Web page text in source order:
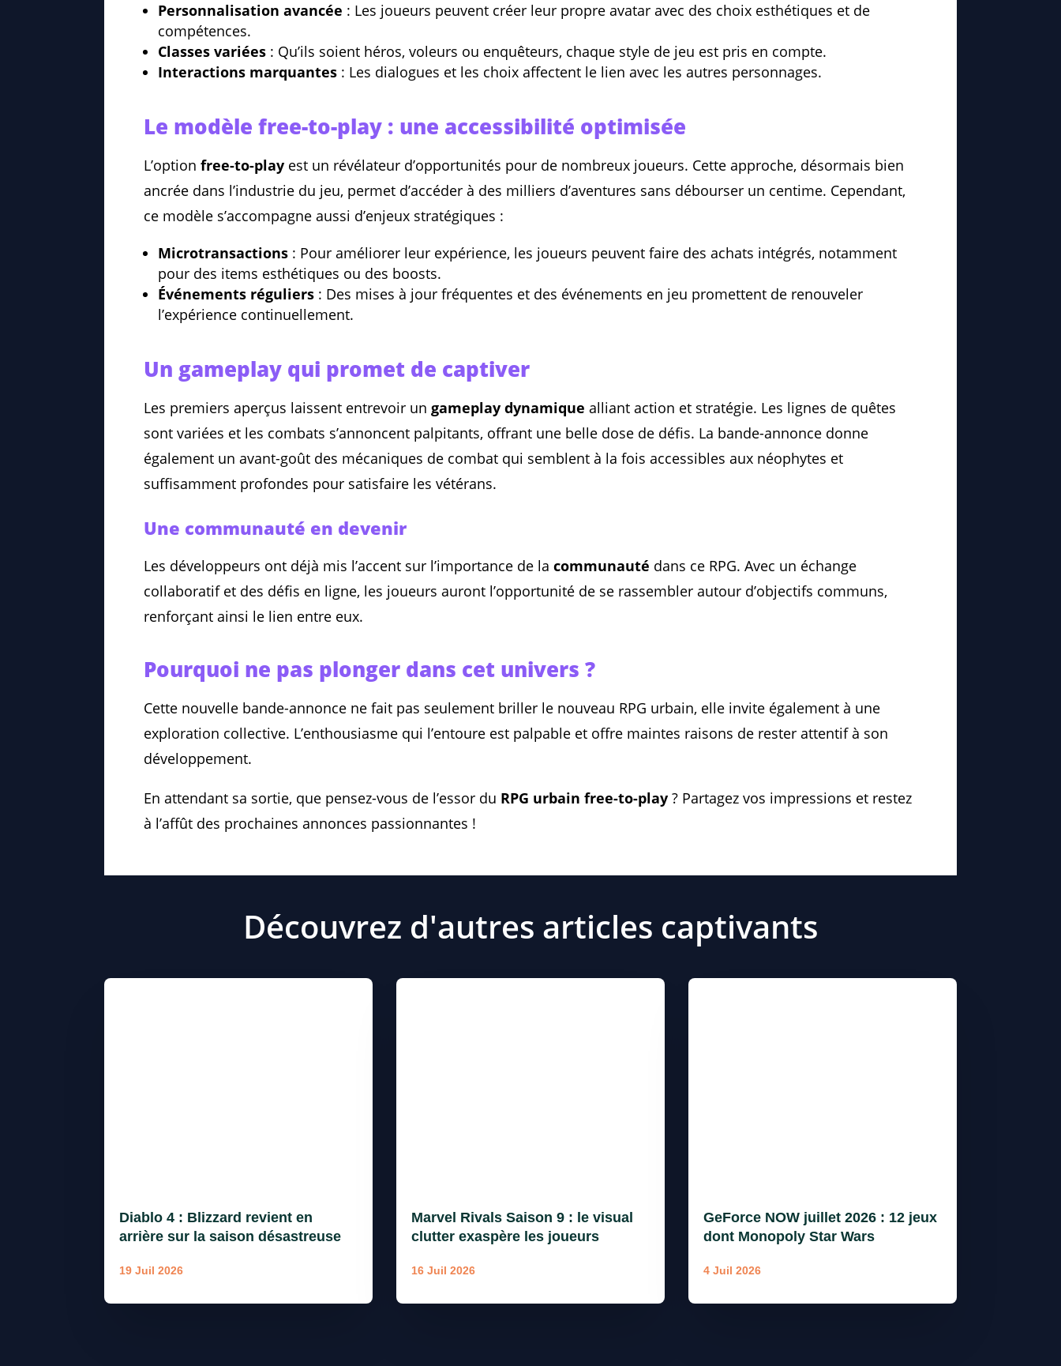
Personnalisation avancée : Les joueurs peuvent créer leur propre avatar avec des choix esthétiques et de
compétences.
Classes variées : Qu’ils soient héros, voleurs ou enquêteurs, chaque style de jeu est pris en compte.
Interactions marquantes : Les dialogues et les choix affectent le lien avec les autres personnages.
Le modèle free-to-play : une accessibilité optimisée
L’option free-to-play est un révélateur d’opportunités pour de nombreux joueurs. Cette approche, désormais bien
ancrée dans l’industrie du jeu, permet d’accéder à des milliers d’aventures sans débourser un centime. Cependant,
ce modèle s’accompagne aussi d’enjeux stratégiques :
Microtransactions : Pour améliorer leur expérience, les joueurs peuvent faire des achats intégrés, notamment
pour des items esthétiques ou des boosts.
Événements réguliers : Des mises à jour fréquentes et des événements en jeu promettent de renouveler
l’expérience continuellement.
Un gameplay qui promet de captiver
Les premiers aperçus laissent entrevoir un gameplay dynamique alliant action et stratégie. Les lignes de quêtes
sont variées et les combats s’annoncent palpitants, offrant une belle dose de défis. La bande-annonce donne
également un avant-goût des mécaniques de combat qui semblent à la fois accessibles aux néophytes et
suffisamment profondes pour satisfaire les vétérans.
Une communauté en devenir
Les développeurs ont déjà mis l’accent sur l’importance de la communauté dans ce RPG. Avec un échange
collaboratif et des défis en ligne, les joueurs auront l’opportunité de se rassembler autour d’objectifs communs,
renforçant ainsi le lien entre eux.
Pourquoi ne pas plonger dans cet univers ?
Cette nouvelle bande-annonce ne fait pas seulement briller le nouveau RPG urbain, elle invite également à une
exploration collective. L’enthousiasme qui l’entoure est palpable et offre maintes raisons de rester attentif à son
développement.
En attendant sa sortie, que pensez-vous de l’essor du RPG urbain free-to-play ? Partagez vos impressions et restez
à l’affût des prochaines annonces passionnantes !
Découvrez d'autres articles captivants
Diablo 4 : Blizzard revient en
arrière sur la saison désastreuse
19 Juil 2026
Marvel Rivals Saison 9 : le visual
clutter exaspère les joueurs
16 Juil 2026
GeForce NOW juillet 2026 : 12 jeux
dont Monopoly Star Wars
4 Juil 2026